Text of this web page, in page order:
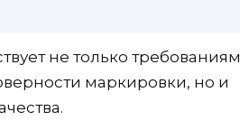
не только требованиям
маркировки, но и